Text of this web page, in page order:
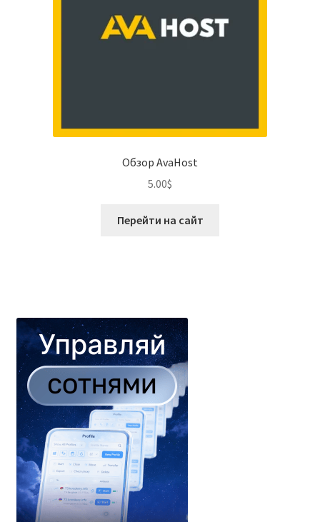
Обзор AvaHost
5.00$
Перейти на сайт